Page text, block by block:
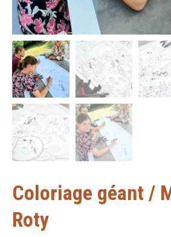
Coloriage géant /
Roty